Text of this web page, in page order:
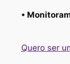
•
Quero ser